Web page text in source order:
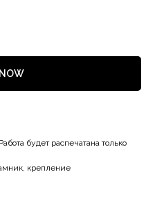
будет распечатана только
крепление